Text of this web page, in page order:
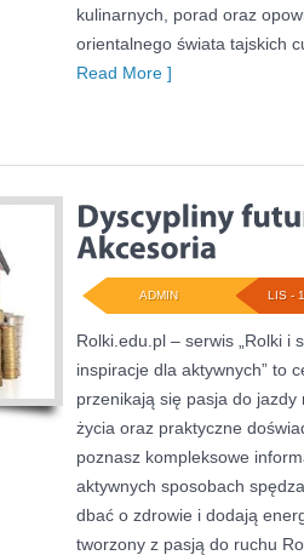
kulinarnych, porad oraz
orientalnego świata tajskich
Read More ]
LIS -
ADMIN
Rolki.edu.pl – serwis „Rolki i
inspiracje dla aktywnych” to
przenikają się pasja do
życia oraz praktyczne
poznasz kompleksowe
aktywnych sposobach
dbać o zdrowie i dodają
tworzony z pasją do ruchu